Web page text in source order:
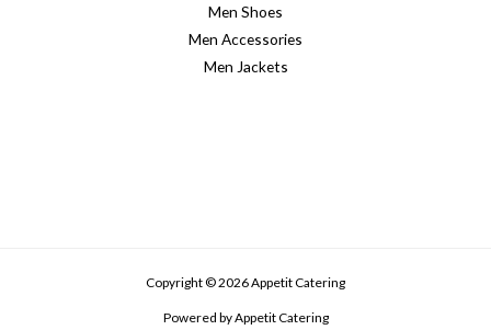
Men Shoes
Men Accessories
Men Jackets
Copyright © 2026 Appetit Catering
Powered by Appetit Catering